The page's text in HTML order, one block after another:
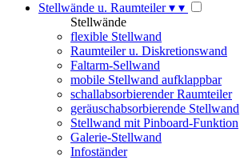
Stellwände u. Raumteiler▾ ▾
Stellwände
flexible Stellwand
Raumteiler u. Diskretionswand
Faltarm-Sellwand
mobile Stellwand aufklappbar
schallabsorbierender Raumteiler
geräuschabsorbierende Stellwand
Stellwand mit Pinboard-Funktion
Galerie-Stellwand
Infoständer